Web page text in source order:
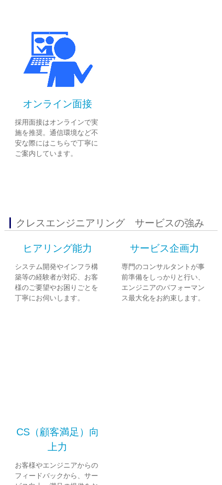
オンライン面接
採用面接はオンラインで実
施を推奨。通信環境など不
安な際にはこちらで丁寧に
ご案内しています。
クレスエンジニアリング サービスの強み
ヒアリング能力
システム開発やインフラ構
築等の経験者が対応、お客
様のご要望やお困りごとを
丁寧にお伺いします。
サービス企画力
専門のコンサルタントが事
前準備をしっかりと行い、
エンジニアのパフォーマン
ス最大化をお約束します。
CS（顧客満足）向
上力
お客様やエンジニアからの
フィードバックから、サー